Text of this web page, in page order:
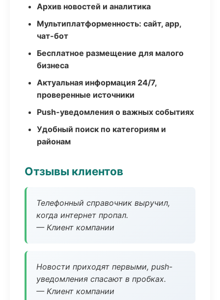
Архив новостей и аналитика
Мультиплатформенность: сайт, app,
чат-бот
Бесплатное размещение для малого
бизнеса
Актуальная информация 24/7,
проверенные источники
Push-уведомления о важных событиях
Удобный поиск по категориям и
районам
Отзывы клиентов
Телефонный справочник выручил,
когда интернет пропал.
— Клиент компании
Новости приходят первыми, push-
уведомления спасают в пробках.
— Клиент компании